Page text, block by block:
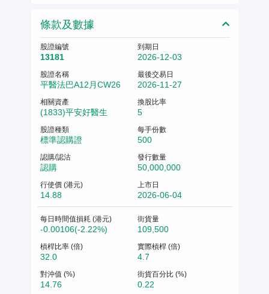
條款及數據
股證編號
13181
到期日
2026-12-03
股證名稱
平醫法巴A12月CW26
最後交易日
2026-11-27
相關資產
(1833)平安好醫生
換股比率
5
股證種類
標準認購證
每手份數
500
認購/認沽
認購
發行數量
50,000,000
行使價 (港元)
14.88
上市日
2026-06-04
每日時間值損耗 (港元)
-0.00106(-2.22%)
街貨量
109,500
槓桿比率 (倍)
32.0
實際槓桿 (倍)
4.7
對沖值 (%)
14.76
街貨百分比 (%)
0.22